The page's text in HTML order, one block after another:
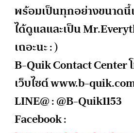
พร้อมเป็นทุกอย่างขนาดนี้
ได้ดูแลและเป็น
เถอะนะ : )
B-Quik Contact Center โ
เว็บไซต์ www.b-
LINE@ : @B-Quik1153
Facebook :